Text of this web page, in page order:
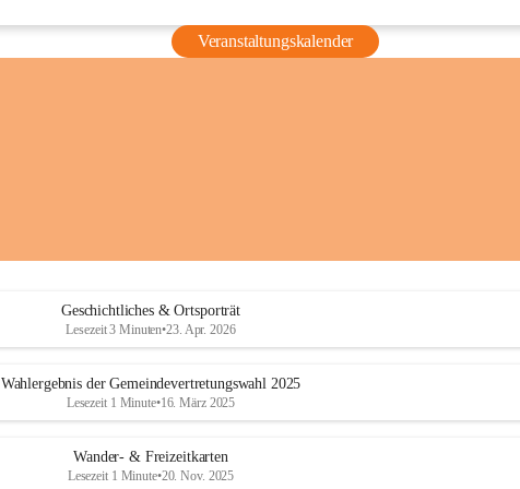
Veranstaltungskalender
Geschichtliches & Ortsporträt
Lesezeit 3 Minuten•23. Apr. 2026
Wahlergebnis der Gemeindevertretungswahl 2025
Lesezeit 1 Minute•16. März 2025
Wander- & Freizeitkarten
Lesezeit 1 Minute•20. Nov. 2025